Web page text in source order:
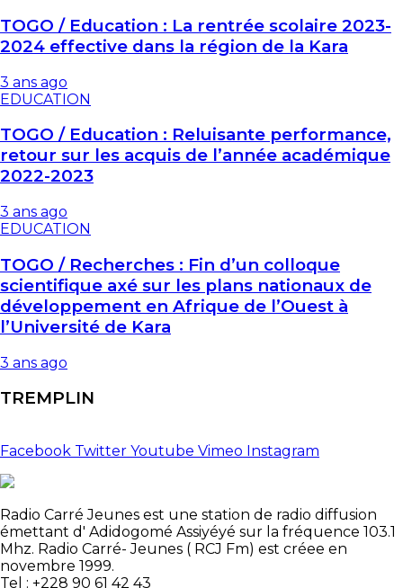
TOGO / Education : La rentrée scolaire 2023-
2024 effective dans la région de la Kara
3 ans ago
EDUCATION
TOGO / Education : Reluisante performance,
retour sur les acquis de l’année académique
2022-2023
3 ans ago
EDUCATION
TOGO / Recherches : Fin d’un colloque
scientifique axé sur les plans nationaux de
développement en Afrique de l’Ouest à
l’Université de Kara
3 ans ago
TREMPLIN
Facebook Twitter Youtube Vimeo Instagram
Radio Carré Jeunes est une station de radio diffusion
émettant d' Adidogomé Assiyéyé sur la fréquence 103.1
Mhz. Radio Carré- Jeunes ( RCJ Fm) est créee en
novembre 1999.
Tel : +228 90 61 42 43